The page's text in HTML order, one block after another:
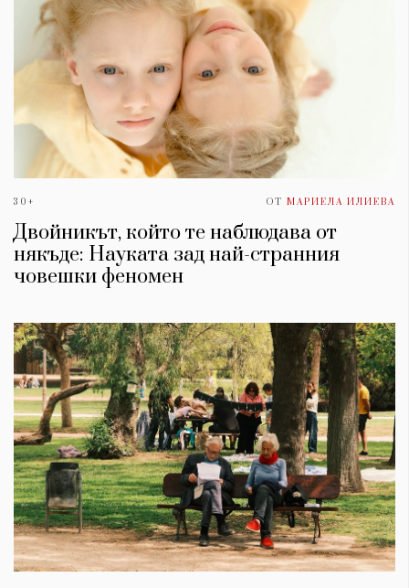
30+ ОТ МАРИЕЛА ИЛИЕВА
Двойникът, който те наблюдава от
някъде: Науката зад най-странния
човешки феномен